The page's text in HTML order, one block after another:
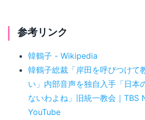
参考リンク
韓鶴子 - Wikipedia
韓鶴子総裁「岸田を呼びつけて
い」内部音声を独自入手「日本
ないわよね」旧統一教会｜TBS
YouTube